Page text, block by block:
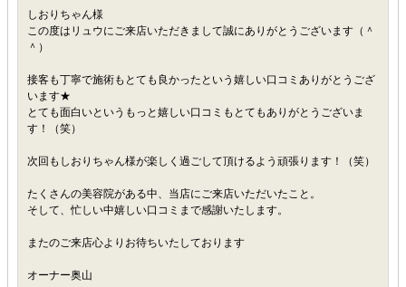
しおりちゃん様
この度はリュウにご来店いただきまして誠にありがとうございます（＾
＾）
接客も丁寧で施術もとても良かったという嬉しい口コミありがとうござ
います★
とても面白いというもっと嬉しい口コミもとてもありがとうございま
す！（笑）
次回もしおりちゃん様が楽しく過ごして頂けるよう頑張ります！（笑）
たくさんの美容院がある中、当店にご来店いただいたこと。
そして、忙しい中嬉しい口コミまで感謝いたします。
またのご来店心よりお待ちいたしております
オーナー奥山